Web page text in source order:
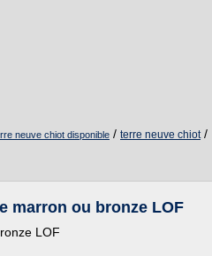
neuve chiot disponible / terre neuve chiot/
marron ou bronze LOF
LOF